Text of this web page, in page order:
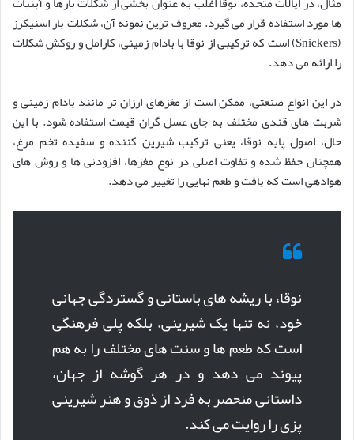
ها مورد استفاده قرار می گیرد. معروف ترین نمونه آن، شکلات بار اسنیکرز
(Snickers) است که ترکیبی از نوقا با بادام زمینی، کارامل و روکش شکلات
را ارائه می دهد.
در این انواع صنعتی، ممکن است از مغزهای ارزان تر مانند بادام زمینی و
شربت های قندی مختلف به جای عسل گران قیمت استفاده شود. با این
حال، اصول پایه نوقا، یعنی ترکیب شیرین کننده و سفیده تخم مرغ،
همچنان حفظ شده و تفاوت اصلی در نوع مغزها، افزودنی ها و روش های
هوادهی است که بافت و طعم نهایی را تغییر می دهد.
نوقا، با ریشه های باستانی و گستردگی جهانی
خود، نه تنها یک شیرینی، بلکه پلی فرهنگی
است که طعم ها و سنت های مختلف را به هم
پیوند می دهد و در هر گوشه از جهان،
داستانی منحصر به فرد از ذوق و هنر شیرینی
پزی را روایت می کند.